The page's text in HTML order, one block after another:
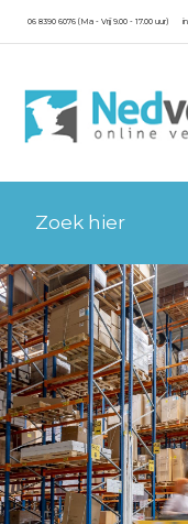
06 8390 6076 (Ma - Vrij 9.00 - 17.00 uur)